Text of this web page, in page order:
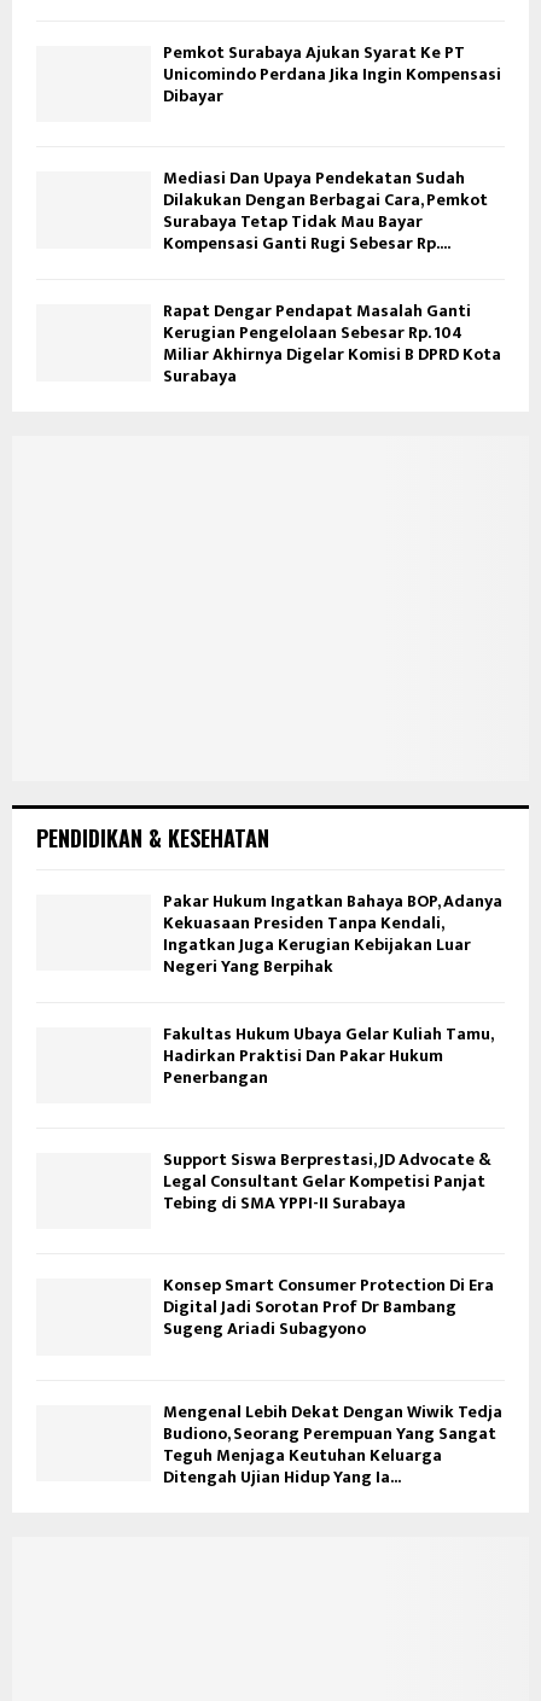
Pemkot Surabaya Ajukan Syarat Ke PT
Unicomindo Perdana Jika Ingin Kompensasi
Dibayar
Mediasi Dan Upaya Pendekatan Sudah
Dilakukan Dengan Berbagai Cara, Pemkot
Surabaya Tetap Tidak Mau Bayar
Kompensasi Ganti Rugi Sebesar Rp....
Rapat Dengar Pendapat Masalah Ganti
Kerugian Pengelolaan Sebesar Rp. 104
Miliar Akhirnya Digelar Komisi B DPRD Kota
Surabaya
PENDIDIKAN & KESEHATAN
Pakar Hukum Ingatkan Bahaya BOP, Adanya
Kekuasaan Presiden Tanpa Kendali,
Ingatkan Juga Kerugian Kebijakan Luar
Negeri Yang Berpihak
Fakultas Hukum Ubaya Gelar Kuliah Tamu,
Hadirkan Praktisi Dan Pakar Hukum
Penerbangan
Support Siswa Berprestasi, JD Advocate &
Legal Consultant Gelar Kompetisi Panjat
Tebing di SMA YPPI-II Surabaya
Konsep Smart Consumer Protection Di Era
Digital Jadi Sorotan Prof Dr Bambang
Sugeng Ariadi Subagyono
Mengenal Lebih Dekat Dengan Wiwik Tedja
Budiono, Seorang Perempuan Yang Sangat
Teguh Menjaga Keutuhan Keluarga
Ditengah Ujian Hidup Yang Ia...